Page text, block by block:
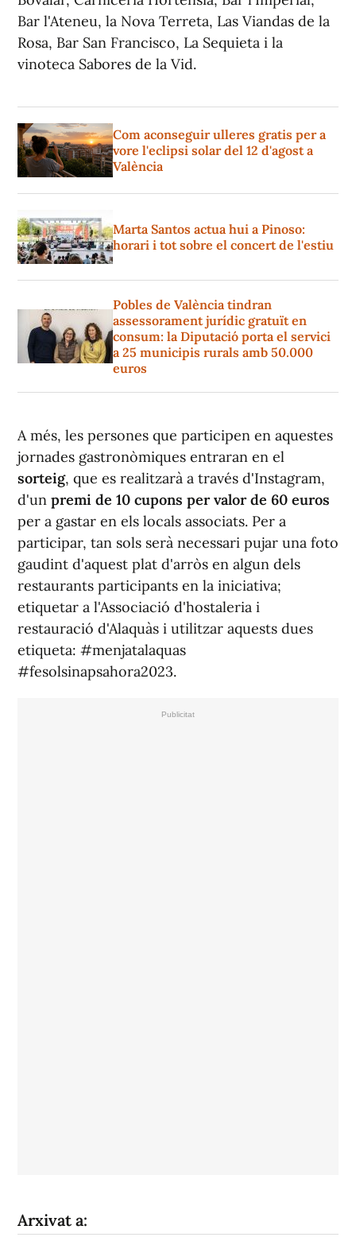
Bar l'Ateneu, la Nova Terreta, Las Viandas de la
Rosa, Bar San Francisco, La Sequieta i la
vinoteca Sabores de la Vid.
Com aconseguir ulleres gratis per a
vore l'eclipsi solar del 12 d'agost a
València
Marta Santos actua hui a Pinoso:
horari i tot sobre el concert de l'estiu
Pobles de València tindran
assessorament jurídic gratuït en
consum: la Diputació porta el servici
a 25 municipis rurals amb 50.000
euros
A més, les persones que participen en aquestes
jornades gastronòmiques entraran en el
sorteig, que es realitzarà a través d'Instagram,
d'un premi de 10 cupons per valor de 60 euros
per a gastar en els locals associats. Per a
participar, tan sols serà necessari pujar una foto
gaudint d'aquest plat d'arròs en algun dels
restaurants participants en la iniciativa;
etiquetar a l'Associació d'hostaleria i
restauració d'Alaquàs i utilitzar aquests dues
etiqueta: #menjatalaquas
#fesolsinapsahora2023.
Arxivat a: